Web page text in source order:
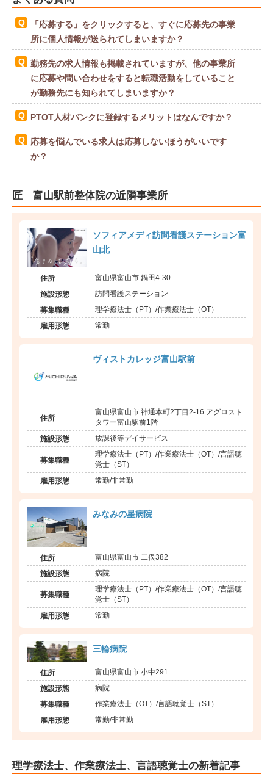
「応募する」をクリックすると、すぐに応募先の事業
所に個人情報が送られてしまいますか？
勤務先の求人情報も掲載されていますが、他の事業所
に応募や問い合わせをすると転職活動をしていること
が勤務先にも知られてしまいますか？
PTOT人材バンクに登録するメリットはなんですか？
応募を悩んでいる求人は応募しないほうがいいです
か？
匠 富山駅前整体院の近隣事業所
ソフィアメディ訪問看護ステーション富
山北
住所 富山県富山市 鍋田4-30
施設形態 訪問看護ステーション
募集職種 理学療法士（PT）/作業療法士（OT）
雇用形態 常勤
ヴィストカレッジ富山駅前
住所
富山県富山市 神通本町2丁目2-16 アグロスト
タワー富山駅前1階
施設形態 放課後等デイサービス
募集職種
理学療法士（PT）/作業療法士（OT）/言語聴
覚士（ST）
雇用形態 常勤/非常勤
みなみの星病院
住所 富山県富山市 二俣382
施設形態 病院
募集職種
理学療法士（PT）/作業療法士（OT）/言語聴
覚士（ST）
雇用形態 常勤
三輪病院
住所 富山県富山市 小中291
施設形態 病院
募集職種 作業療法士（OT）/言語聴覚士（ST）
雇用形態 常勤/非常勤
理学療法士、作業療法士、言語聴覚士の新着記事